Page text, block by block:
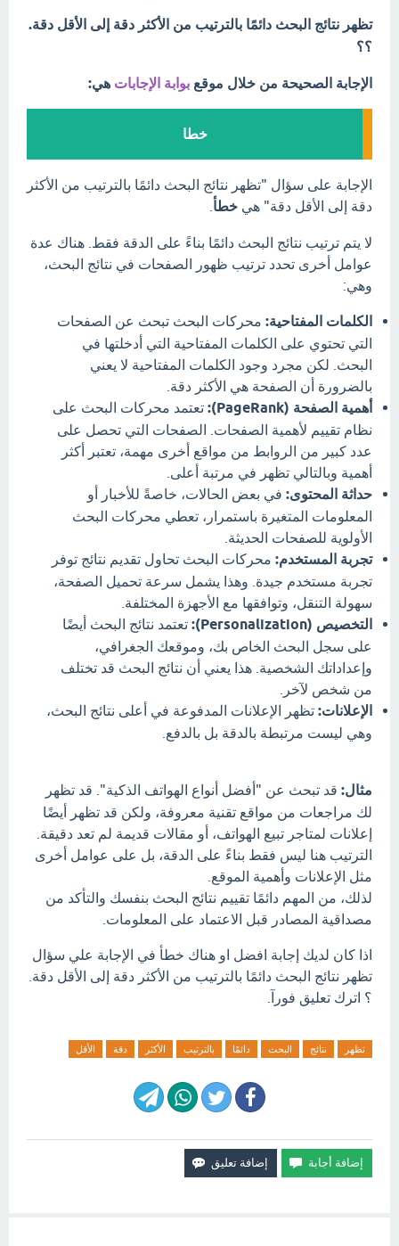
تظهر نتائج البحث دائمًا بالترتيب من الأكثر دقة إلى الأقل دقة.
؟؟
الإجابة الصحيحة من خلال موقع بوابة الإجابات هي:
خطا
الإجابة على سؤال "تظهر نتائج البحث دائمًا بالترتيب من الأكثر
دقة إلى الأقل دقة" هي خطأ
لا يتم ترتيب نتائج البحث دائمًا بناءً على الدقة فقط. هناك عدة
عوامل أخرى تحدد ترتيب ظهور الصفحات في نتائج البحث،
وهي:
الكلمات المفتاحية: محركات البحث تبحث عن الصفحات
التي تحتوي على الكلمات المفتاحية التي أدخلتها في
البحث. لكن مجرد وجود الكلمات المفتاحية لا يعني
بالضرورة أن الصفحة هي الأكثر دقة.
أهمية الصفحة (PageRank):
تعتمد محركات البحث على
نظام تقييم لأهمية الصفحات. الصفحات التي تحصل على
عدد كبير من الروابط من مواقع أخرى مهمة، تعتبر أكثر
أهمية وبالتالي تظهر في مرتبة أعلى.
حداثة المحتوى: في بعض الحالات، خاصةً للأخبار أو
المعلومات المتغيرة باستمرار، تعطي محركات البحث
الأولوية للصفحات الحديثة.
تجربة المستخدم: محركات البحث تحاول تقديم نتائج توفر
تجربة مستخدم جيدة. وهذا يشمل سرعة تحميل الصفحة،
سهولة التنقل، وتوافقها مع الأجهزة المختلفة.
التخصيص (Personalization):
تعتمد نتائج البحث أيضًا
على سجل البحث الخاص بك، وموقعك الجغرافي،
وإعداداتك الشخصية. هذا يعني أن نتائج البحث قد تختلف
من شخص لآخر.
الإعلانات: تظهر الإعلانات المدفوعة في أعلى نتائج البحث،
وهي ليست مرتبطة بالدقة بل بالدفع.
مثال: قد تبحث عن "أفضل أنواع الهواتف الذكية". قد تظهر
لك مراجعات من مواقع تقنية معروفة، ولكن قد تظهر أيضًا
إعلانات لمتاجر تبيع الهواتف، أو مقالات قديمة لم تعد دقيقة.
الترتيب هنا ليس فقط بناءً على الدقة، بل على عوامل أخرى
مثل الإعلانات وأهمية الموقع.
لذلك، من المهم دائمًا تقييم نتائج البحث بنفسك والتأكد من
مصداقية المصادر قبل الاعتماد على المعلومات.
اذا كان لديك إجابة افضل او هناك خطأ في الإجابة علي سؤال
تظهر نتائج البحث دائمًا بالترتيب من الأكثر دقة إلى الأقل دقة.
؟ اترك تعليق فورآ.
تظهر نتائج البحث دائمًا بالترتيب الأكثر دقة الأقل